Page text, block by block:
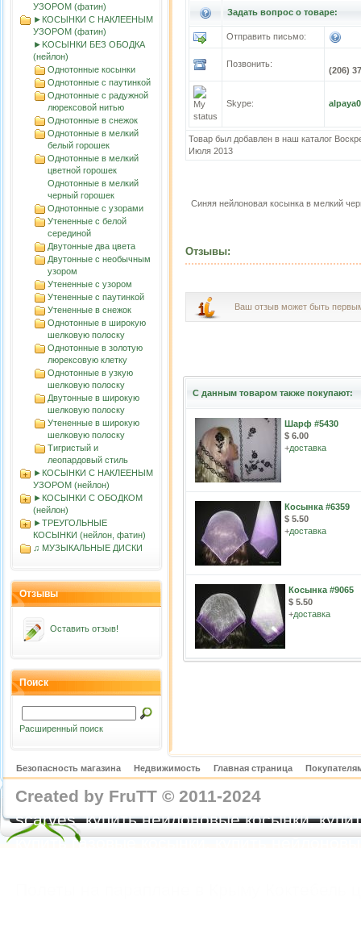
УЗОРОМ (фатин)
►КОСЫНКИ С НАКЛЕЕНЫМ
УЗОРОМ (фатин)
►KOСЫНКИ БЕЗ ОБОДКА
(нейлон)
Однотонные косынки
Однотонные с паутинкой
Однотонные с радужной
люрексовой нитью
Однотонные в снежок
Однотонные в мелкий
белый горошек
Однотонные в мелкий
цветной горошек
Однотонные в мелкий
черный горошек
Однотонные с узорами
Утененные с белой
серединой
Двутонные два цвета
Двутонные с необычным
узором
Утененные с узором
Утененные с паутинкой
Утененные в снежок
Однотонные в широкую
шелковую полоску
Однотонные в золотую
люрексовую клетку
Однотонные в узкую
шелковую полоску
Двутонные в широкую
шелковую полоску
Утененные в широкую
шелковую полоску
Тигристый и
леопардовый стиль
►КОСЫНКИ С НАКЛЕЕНЫМ
УЗОРОМ (нейлон)
►КОСЫНКИ С ОБОДКОМ
(нейлон)
►ТРЕУГОЛЬНЫЕ
КОСЫНКИ (нейлон, фатин)
♫ МУЗЫКАЛЬНЫЕ ДИСКИ
Отзывы
Оставить отзыв!
Поиск
Расширенный поиск
Задать вопрос о товаре:
Отправить письмо:
Позвонить:
(206)
Skype:
Товар был добавлен в наш каталог
Июля 2013
Синяя нейлоновая косынка в мелкий
Отзывы:
Ваш отзыв может быть
С данным товаром также покупают:
Шарф #5430
$ 6.00
+доставка
Косынка #6359
$ 5.50
+доставка
Косынка #9065
$ 5.50
+доставка
Безопасность магазина Недвижимость Главная страница
Created by FruTT © 2011-2024
scarves, купить нейлоновые косынки,
купить газовые косынки, купить